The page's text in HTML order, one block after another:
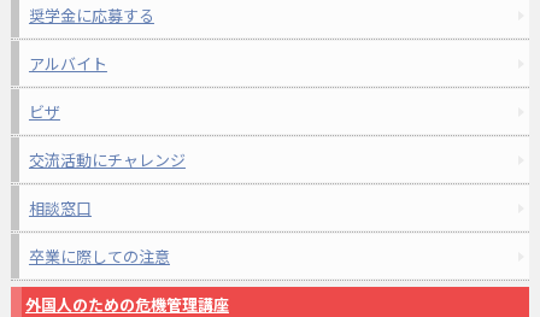
奨学金に応募する
アルバイト
ビザ
交流活動にチャレンジ
相談窓口
卒業に際しての注意
外国人のための危機管理講座